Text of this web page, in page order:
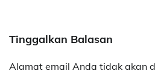
Tinggalkan Balasan
Alamat email Anda tidak akan